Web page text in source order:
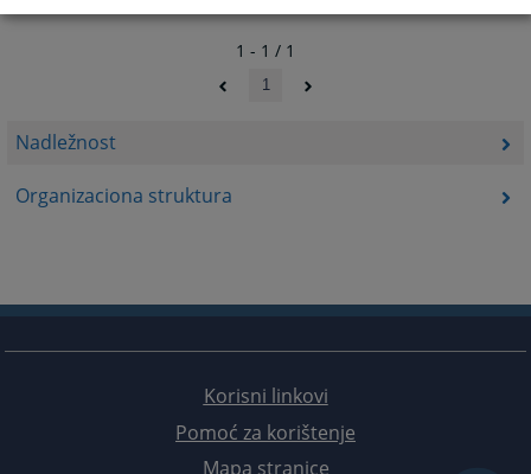
Nadležnost
Organizaciona struktura
1 - 1 / 1
1
Korisni linkovi
Pomoć za korištenje
Mapa stranice